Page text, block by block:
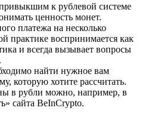
к рублевой системе
ценность монет.
платежа на несколько
практике воспринимается как
и всегда вызывает вопросы
найти нужное вам
которую хотите рассчитать.
в рубли можно, например, в
сайта BeInCrypto.